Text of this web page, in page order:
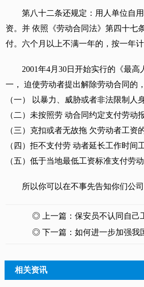
第八十二条还规定：用人单位自
资。并 依照《劳动合同法》第四十七
付。六个月以上不满一年的，按一年
2001年4月30日开始实行的《最
一， 迫使劳动者提出解除劳动合同的
（一） 以暴力、威胁或者非法限制人
（二）未按照劳 动合同约定支付劳动
（三）克扣或者无故拖 欠劳动者工资
（四）拒不支付劳 动者延长工作时间
（五）低于当地最低工资标准支付劳动
所以你可以在不事先告知你们公
◎ 上一篇： 保安员不认同自己
◎ 下一篇： 如何进一步加强我
相关资讯